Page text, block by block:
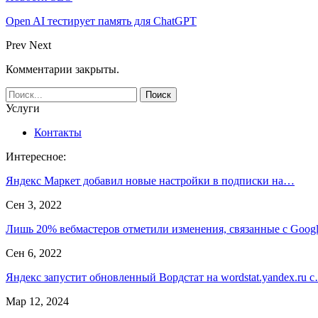
Open AI тестирует память для ChatGPT
Prev Next
Комментарии закрыты.
Услуги
Контакты
Интересное:
Яндекс Маркет добавил новые настройки в подписки на…
Сен 3, 2022
Лишь 20% вебмастеров отметили изменения, связанные с
Сен 6, 2022
Яндекс запустит обновленный Вордстат на wordstat.yandex.ru
Мар 12, 2024